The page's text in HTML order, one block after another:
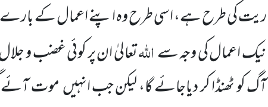
ریت کی طرح ہے، اسی طرح وہ اپنے اعمال کے
نیک اعمال کی وجہ سےاللہتعالیٰ ان پر کوئی غضب و
آگ کو ٹھنڈا کر دیاجائے گا، لیکن جب انہیںموت آئے